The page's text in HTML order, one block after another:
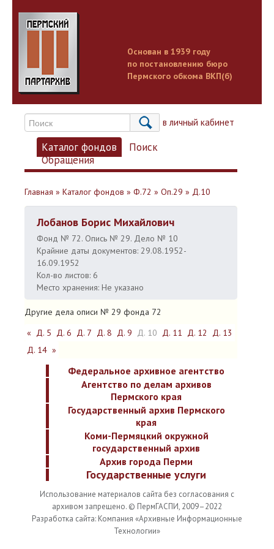
Основан в 1939 году
по постановлению бюро
Пермского обкома ВКП(б)
Вход в личный кабинет
Каталог фондов
Поиск
Обращения
Главная » Каталог фондов » Ф.72 » Оп.29 » Д.10
Лобанов Борис Михайлович
Фонд № 72. Опись № 29. Дело № 10
Крайние даты документов: 29.08.1952-
16.09.1952
Кол-во листов: 6
Место хранения: Не указано
Другие дела описи № 29 фонда 72
« Д. 5 Д. 6 Д. 7 Д. 8 Д. 9 Д. 10 Д. 11 Д. 12
Д. 13
Д. 14 »
Федеральное архивное агентство
Агентство по делам архивов
Пермского края
Государственный архив Пермского
края
Коми-Пермяцкий окружной
государственный архив
Архив города Перми
Государственные услуги
Использование материалов сайта без согласования с
архивом запрещено. © ПермГАСПИ, 2009–2022
Разработка сайта: Компания «Архивные Информационные
Технологии»